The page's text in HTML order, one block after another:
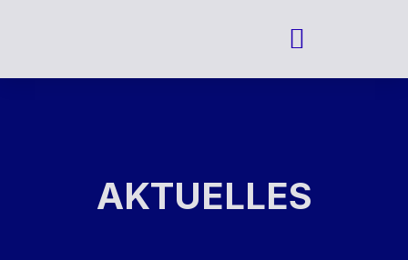
AKTUELLES